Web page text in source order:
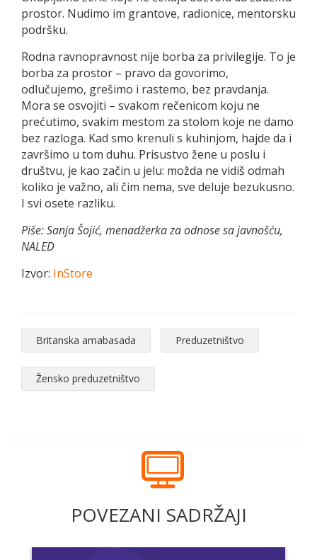
prostor. Nudimo im grantove, radionice, mentorsku
podršku.
Rodna ravnopravnost nije borba za privilegije. To je
borba za prostor – pravo da govorimo,
odlučujemo, grešimo i rastemo, bez pravdanja.
Mora se osvojiti – svakom rečenicom koju ne
prećutimo, svakim mestom za stolom koje ne damo
bez razloga. Kad smo krenuli s kuhinjom, hajde da i
završimo u tom duhu. Prisustvo žene u poslu i
društvu, je kao začin u jelu: možda ne vidiš odmah
koliko je važno, ali čim nema, sve deluje bezukusno.
I svi osete razliku.
Piše: Sanja Šojić, menadžerka za odnose sa javnošću,
NALED
Izvor: InStore
Britanska amabasada Preduzetništvo
Žensko preduzetništvo
POVEZANI SADRŽAJI